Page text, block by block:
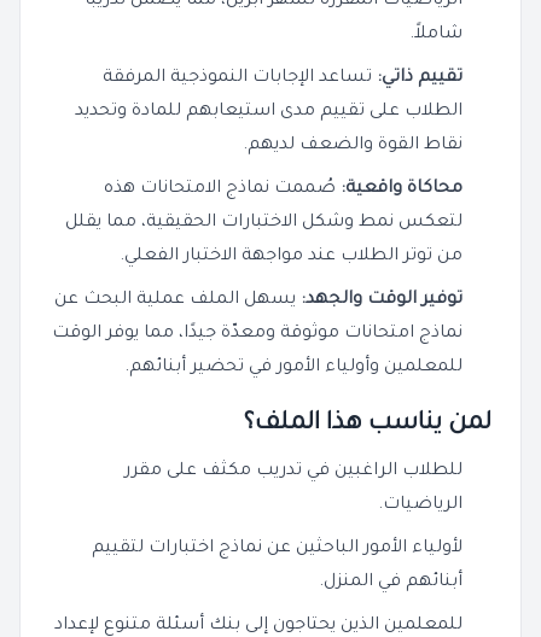
شاملاً.
تقييم ذاتي: تساعد الإجابات النموذجية المرفقة
الطلاب على تقييم مدى استيعابهم للمادة وتحديد
نقاط القوة والضعف لديهم.
محاكاة واقعية: صُممت نماذج الامتحانات هذه
لتعكس نمط وشكل الاختبارات الحقيقية، مما يقلل
من توتر الطلاب عند مواجهة الاختبار الفعلي.
توفير الوقت والجهد: يسهل الملف عملية البحث عن
نماذج امتحانات موثوقة ومعدّة جيدًا، مما يوفر الوقت
للمعلمين وأولياء الأمور في تحضير أبنائهم.
لمن يناسب هذا الملف؟
للطلاب الراغبين في تدريب مكثف على مقرر
الرياضيات.
لأولياء الأمور الباحثين عن نماذج اختبارات لتقييم
أبنائهم في المنزل.
للمعلمين الذين يحتاجون إلى بنك أسئلة متنوع لإعداد